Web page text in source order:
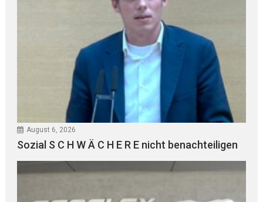
August 6, 2026
Sozial S C H W Ä C H E R E nicht benachteiligen